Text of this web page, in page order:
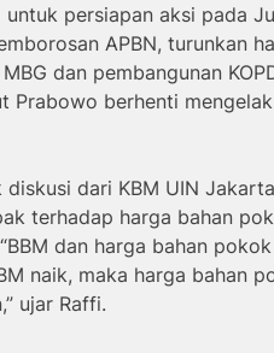
persiapan aksi pada
APBN, turunkan
dan pembangunan
Prabowo berhenti
diskusi dari KBM UIN
terhadap harga bahan
dan harga bahan
naik, maka harga bahan
ujar Raffi.